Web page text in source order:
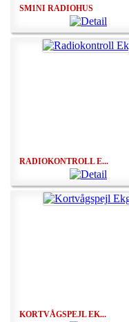
SM1NI RADIOHUS
RADIOKONTROLL E...
KORTVÅGSPEJL EK...